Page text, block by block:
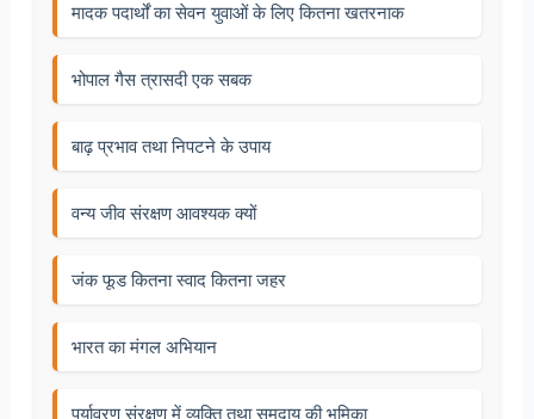
मादक पदार्थों का सेवन युवाओं के लिए कितना खतरनाक
भोपाल गैस त्रासदी एक सबक
बाढ़ प्रभाव तथा निपटने के उपाय
वन्य जीव संरक्षण आवश्यक क्यों
जंक फूड कितना स्वाद कितना जहर
भारत का मंगल अभियान
पर्यावरण संरक्षण में व्यक्ति तथा समुदाय की भूमिका